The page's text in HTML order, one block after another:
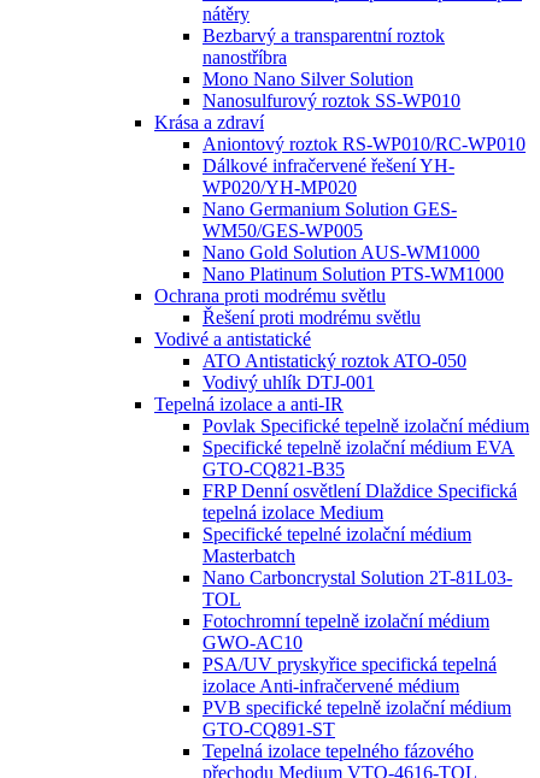
nátěry
Bezbarvý a transparentní roztok
nanostříbra
Mono Nano Silver Solution
Nanosulfurový roztok SS-WP010
Krása a zdraví
Aniontový roztok RS-WP010/RC-WP010
Dálkové infračervené řešení YH-
WP020/YH-MP020
Nano Germanium Solution GES-
WM50/GES-WP005
Nano Gold Solution AUS-WM1000
Nano Platinum Solution PTS-WM1000
Ochrana proti modrému světlu
Řešení proti modrému světlu
Vodivé a antistatické
ATO Antistatický roztok ATO-050
Vodivý uhlík DTJ-001
Tepelná izolace a anti-IR
Povlak Specifické tepelně izolační médium
Specifické tepelně izolační médium EVA
GTO-CQ821-B35
FRP Denní osvětlení Dlaždice Specifická
tepelná izolace Medium
Specifické tepelné izolační médium
Masterbatch
Nano Carboncrystal Solution 2T-81L03-
TOL
Fotochromní tepelně izolační médium
GWO-AC10
PSA/UV pryskyřice specifická tepelná
izolace Anti-infračervené médium
PVB specifické tepelně izolační médium
GTO-CQ891-ST
Tepelná izolace tepelného fázového
přechodu Medium VTO-4616-TOL